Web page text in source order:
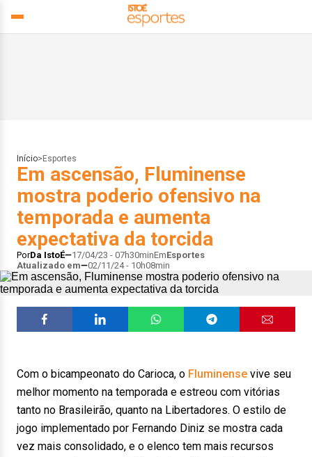
Início> Esportes
Em ascensão, Fluminense
mostra poderio ofensivo na
temporada e aumenta
expectativa da torcida
PorDa IstoÉ 17/04/23 - 07h30minEmEsportes
Atualizado em
02/11/24 - 10h08min
Com o bicampeonato do Carioca, o Fluminense vive seu
melhor momento na temporada e estreou com vitórias
tanto no Brasileirão, quanto na Libertadores. O estilo de
jogo implementado por Fernando Diniz se mostra cada
vez mais consolidado, e o elenco tem mais recursos